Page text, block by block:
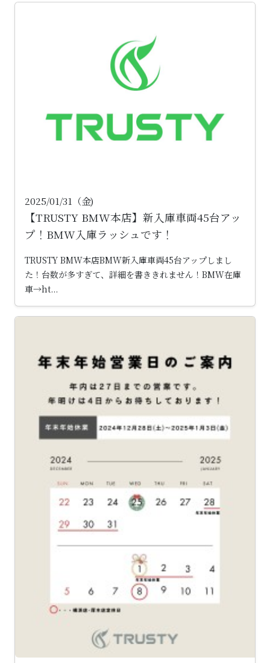
2025/01/31（金)
【TRUSTY BMW本店】新入庫車両45台アッ
プ！BMW入庫ラッシュです！
TRUSTY BMW本店BMW新入庫車両45台アップしまし
た！台数が多すぎて、詳細を書ききれません！BMW在庫
車→ht...